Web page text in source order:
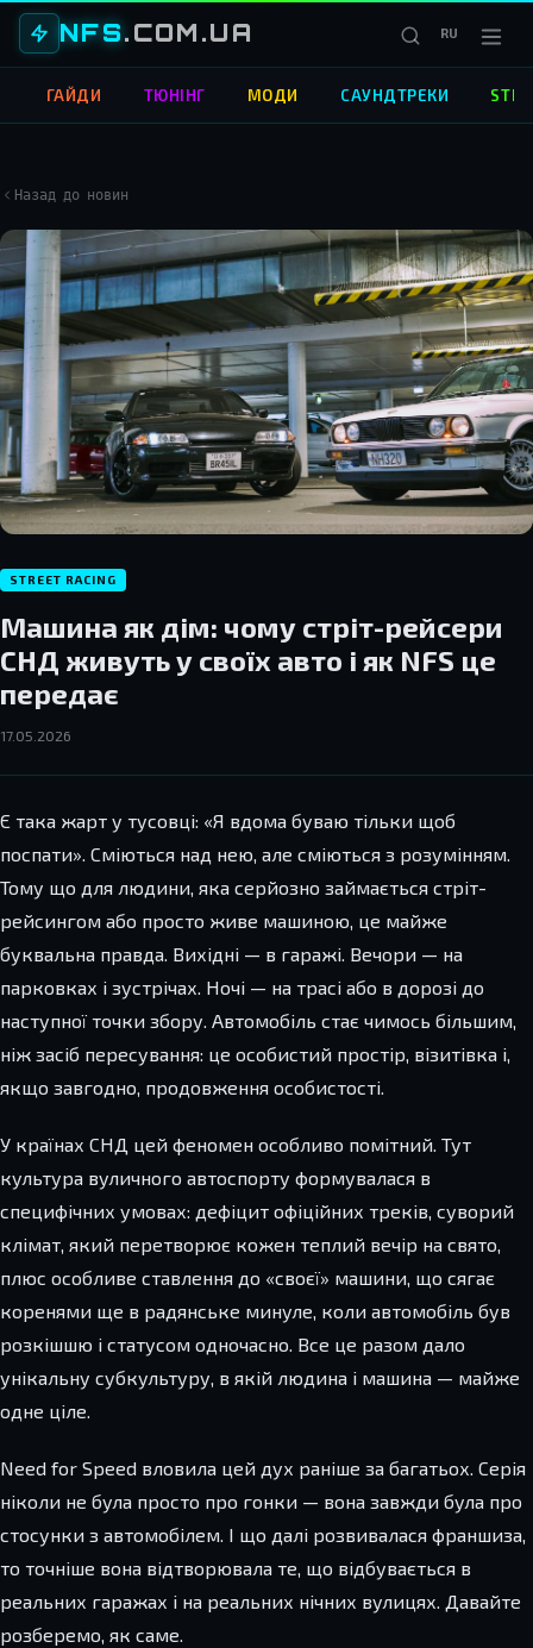
NFS.COM.UA RU
ГАЙДИ ТЮНІНГ МОДИ САУНДТРЕКИ
Назад до новин
STREET RACING
Машина як дім: чому стріт-рейсери
СНД живуть у своїх авто і як NFS це
передає
17.05.2026
Є така жарт у тусовці: «Я вдома буваю тільки щоб
поспати». Сміються над нею, але сміються з розумінням.
Тому що для людини, яка серйозно займається стріт-
рейсингом або просто живе машиною, це майже
буквальна правда. Вихідні — в гаражі. Вечори — на
парковках і зустрічах. Ночі — на трасі або в дорозі до
наступної точки збору. Автомобіль стає чимось більшим,
ніж засіб пересування: це особистий простір, візитівка і,
якщо завгодно, продовження особистості.
У країнах СНД цей феномен особливо помітний. Тут
культура вуличного автоспорту формувалася в
специфічних умовах: дефіцит офіційних треків, суворий
клімат, який перетворює кожен теплий вечір на свято,
плюс особливе ставлення до «своєї» машини, що сягає
коренями ще в радянське минуле, коли автомобіль був
розкішшю і статусом одночасно. Все це разом дало
унікальну субкультуру, в якій людина і машина — майже
одне ціле.
Need for Speed вловила цей дух раніше за багатьох. Серія
ніколи не була просто про гонки — вона завжди була про
стосунки з автомобілем. І що далі розвивалася франшиза,
то точніше вона відтворювала те, що відбувається в
реальних гаражах і на реальних нічних вулицях. Давайте
розберемо, як саме.